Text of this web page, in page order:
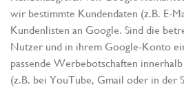
wir bestimmte Kundendaten (z.B. E-
Kundenlisten an Google. Sind die
Nutzer und in ihrem Google-Konto
passende Werbebotschaften
(z.B. bei YouTube, Gmail oder in der